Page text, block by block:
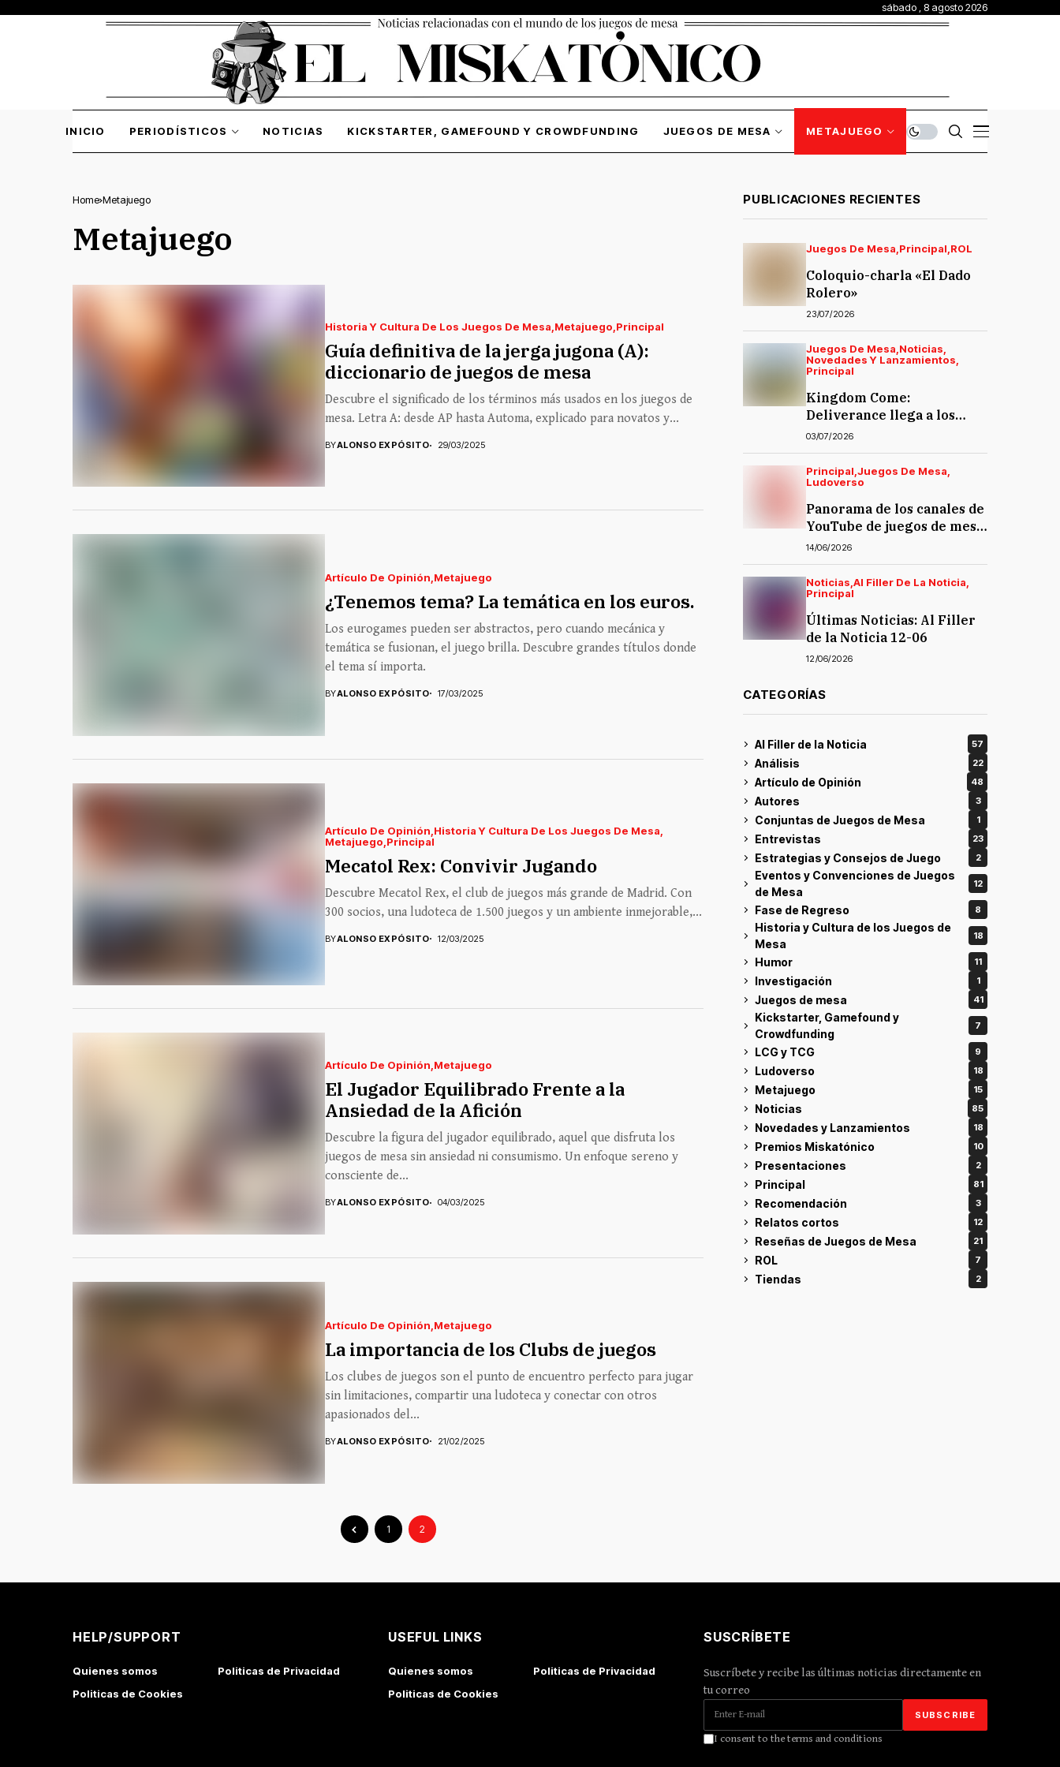
sábado , 8 agosto 2026
INICIO PERIODÍSTICOS NOTICIAS KICKSTARTER, GAMEFOUND Y CROWDFUNDING JUEGOS DE MESA METAJUEGO
Home Metajuego
Metajuego
Historia Y Cultura De Los Juegos De Mesa Metajuego Principal
Guía definitiva de la jerga jugona (A):
diccionario de juegos de mesa
Descubre el significado de los términos más usados en los juegos de
mesa. Letra A: desde AP hasta Automa, explicado para novatos y...
BYALONSO EXPÓSITO 29/03/2025
Artículo De Opinión Metajuego
¿Tenemos tema? La temática en los euros.
Los eurogames pueden ser abstractos, pero cuando mecánica y
temática se fusionan, el juego brilla. Descubre grandes títulos donde
el tema sí importa.
BYALONSO EXPÓSITO 17/03/2025
Artículo De Opinión Historia Y Cultura De Los Juegos De Mesa
Metajuego Principal
Mecatol Rex: Convivir Jugando
Descubre Mecatol Rex, el club de juegos más grande de Madrid. Con
300 socios, una ludoteca de 1.500 juegos y un ambiente inmejorable,...
BYALONSO EXPÓSITO 12/03/2025
Artículo De Opinión Metajuego
El Jugador Equilibrado Frente a la
Ansiedad de la Afición
Descubre la figura del jugador equilibrado, aquel que disfruta los
juegos de mesa sin ansiedad ni consumismo. Un enfoque sereno y
consciente de...
BYALONSO EXPÓSITO 04/03/2025
Artículo De Opinión Metajuego
La importancia de los Clubs de juegos
Los clubes de juegos son el punto de encuentro perfecto para jugar
sin limitaciones, compartir una ludoteca y conectar con otros
apasionados del...
BYALONSO EXPÓSITO 21/02/2025
1 2
PUBLICACIONES RECIENTES
Juegos De Mesa Principal ROL
Coloquio-charla «El Dado
Rolero»
23/07/2026
Juegos De Mesa Noticias
Novedades Y Lanzamientos
Principal
Kingdom Come:
Deliverance llega a los
juegos de mesa… y la
polémica también
03/07/2026
Principal Juegos De Mesa
Ludoverso
Panorama de los canales de
YouTube de juegos de mesa
en español
14/06/2026
Noticias Al Filler De La Noticia
Principal
Últimas Noticias: Al Filler
de la Noticia 12-06
12/06/2026
CATEGORÍAS
Al Filler de la Noticia 57
Análisis 22
Artículo de Opinión 48
Autores 3
Conjuntas de Juegos de Mesa 1
Entrevistas 23
Estrategias y Consejos de Juego 2
Eventos y Convenciones de Juegos
de Mesa
12
Fase de Regreso 8
Historia y Cultura de los Juegos de
Mesa
18
Humor 11
Investigación 1
Juegos de mesa 41
Kickstarter, Gamefound y
Crowdfunding
7
LCG y TCG 9
Ludoverso 18
Metajuego 15
Noticias 85
Novedades y Lanzamientos 18
Premios Miskatónico 10
Presentaciones 2
Principal 81
Recomendación 3
Relatos cortos 12
Reseñas de Juegos de Mesa 21
ROL 7
Tiendas 2
HELP/SUPPORT
Quienes somos
Politicas de Privacidad
Politicas de Cookies
USEFUL LINKS
Quienes somos
Politicas de Privacidad
Politicas de Cookies
SUSCRÍBETE
Suscríbete y recibe las últimas noticias directamente en
tu correo
I consent to the terms and conditions